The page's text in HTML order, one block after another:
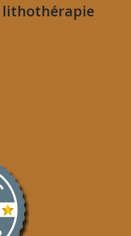
lithothérapie